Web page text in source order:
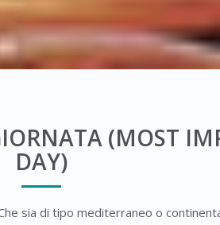
(MOST
DAY)
sia di tipo mediterraneo o